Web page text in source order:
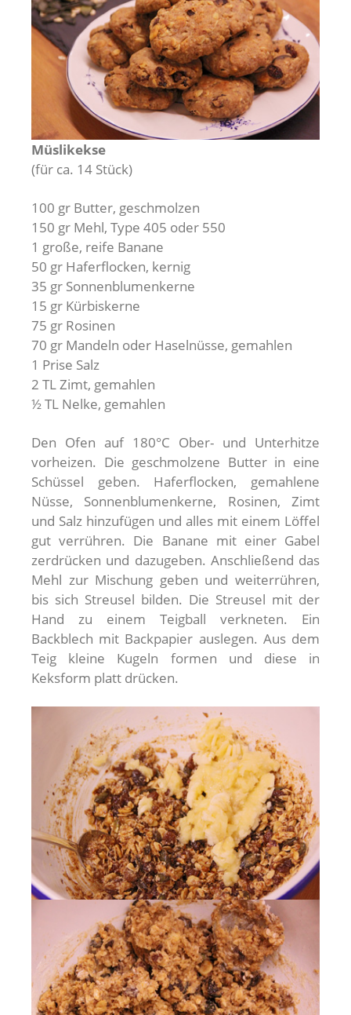
Müslikekse
(für ca. 14 Stück)
100 gr Butter, geschmolzen
150 gr Mehl, Type 405 oder 550
1 große, reife Banane
50 gr Haferflocken, kernig
35 gr Sonnenblumenkerne
15 gr Kürbiskerne
75 gr Rosinen
70 gr Mandeln oder Haselnüsse, gemahlen
1 Prise Salz
2 TL Zimt, gemahlen
½ TL Nelke, gemahlen
Den Ofen auf 180°C Ober- und Unterhitze
vorheizen. Die geschmolzene Butter in eine
Schüssel geben. Haferflocken, gemahlene
Nüsse, Sonnenblumenkerne, Rosinen, Zimt
und Salz hinzufügen und alles mit einem Löffel
gut verrühren. Die Banane mit einer Gabel
zerdrücken und dazugeben. Anschließend das
Mehl zur Mischung geben und weiterrühren,
bis sich Streusel bilden. Die Streusel mit der
Hand zu einem Teigball verkneten. Ein
Backblech mit Backpapier auslegen. Aus dem
Teig kleine Kugeln formen und diese in
Keksform platt drücken.